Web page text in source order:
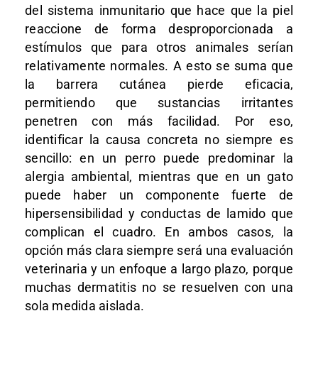
del sistema inmunitario que hace que la piel
reaccione de forma desproporcionada a
estímulos que para otros animales serían
relativamente normales. A esto se suma que
la barrera cutánea pierde eficacia,
permitiendo que sustancias irritantes
penetren con más facilidad. Por eso,
identificar la causa concreta no siempre es
sencillo: en un perro puede predominar la
alergia ambiental, mientras que en un gato
puede haber un componente fuerte de
hipersensibilidad y conductas de lamido que
complican el cuadro. En ambos casos, la
opción más clara siempre será una evaluación
veterinaria y un enfoque a largo plazo, porque
muchas dermatitis no se resuelven con una
sola medida aislada.